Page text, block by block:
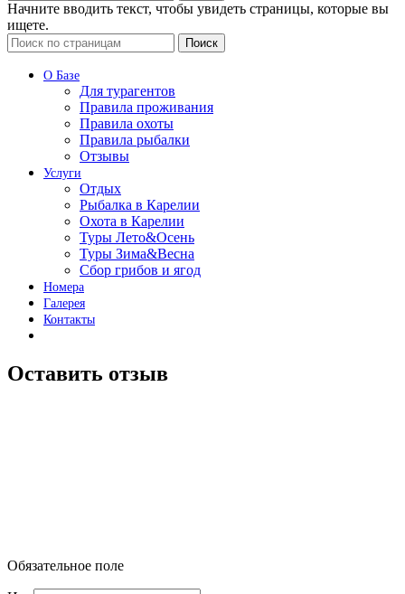
Начните вводить текст, чтобы увидеть страницы, которые вы
ищете.
Поиск
О Базе
Для турагентов
Правила проживания
Правила охоты
Правила рыбалки
Отзывы
Услуги
Отдых
Рыбалка в Карелии
Охота в Карелии
Туры Лето&Осень
Туры Зима&Весна
Сбор грибов и ягод
Номера
Галерея
Контакты
Оставить отзыв
Обязательное поле